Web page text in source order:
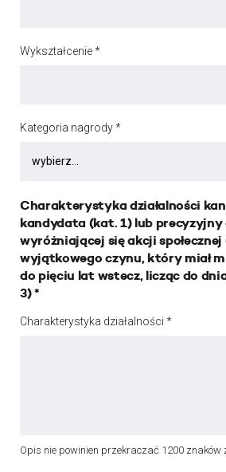
Wykształcenie *
Kategoria nagrody *
Charakterystyka działalności
kandydata (kat. 1) lub precyzyjny
wyróżniającej się akcji
wyjątkowego czynu, który miał
do pięciu lat wstecz, licząc do
3) *
Charakterystyka działalności *
Opis nie powinien przekraczać 1200 znaków